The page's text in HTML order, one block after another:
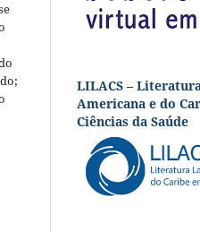
LILACS –
Americana e do
Ciências da Saúde